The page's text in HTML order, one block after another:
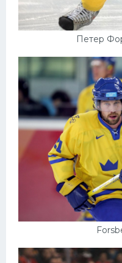
Петер